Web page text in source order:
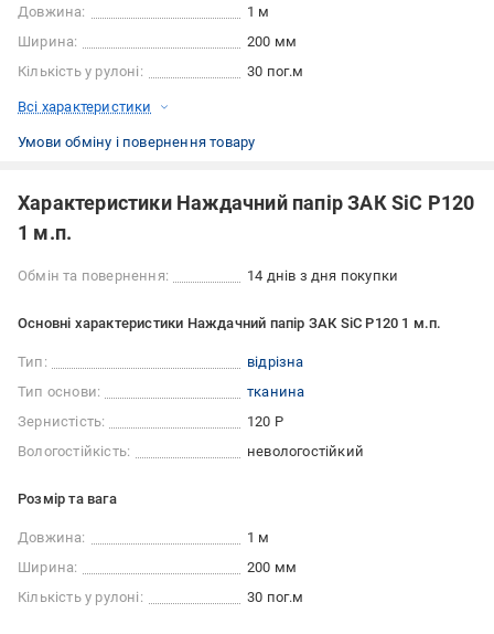
Довжина:
1 м
Ширина:
200 мм
Кількість у рулоні:
30 пог.м
Всі характеристики
Умови обміну і повернення товару
Характеристики Наждачний папір ЗАК SiC P120
1 м.п.
Обмін та повернення: 14 днів з дня покупки
Основні характеристики Наждачний папір ЗАК SiC P120 1 м.п.
Тип:
відрізна
Тип основи:
тканина
Зернистість:
120 Р
Вологостійкість:
невологостійкий
Розмір та вага
Довжина:
1 м
Ширина:
200 мм
Кількість у рулоні:
30 пог.м